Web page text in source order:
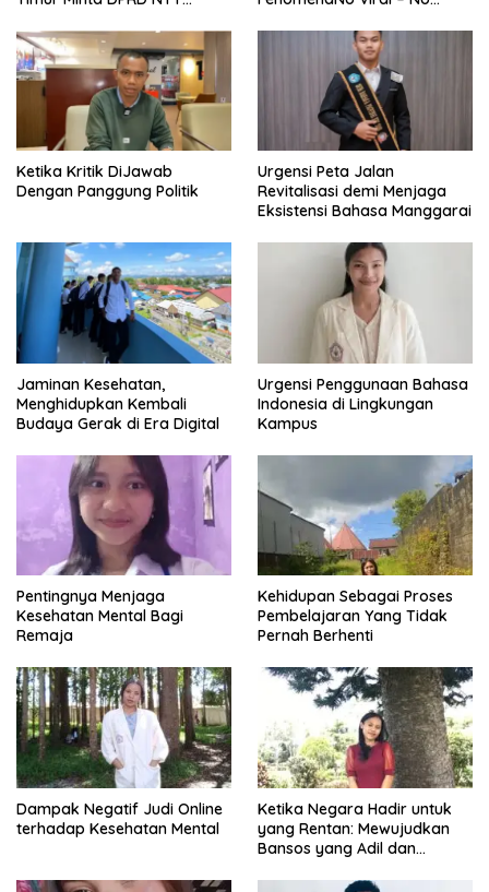
Pergub Larangan Beli BBM
Bersubsidi Bagi Penunggak
Pajak
Ketika Kritik DiJawab
Dengan Panggung Politik
Urgensi Peta Jalan
Revitalisasi demi Menjaga
Eksistensi Bahasa Manggarai
Jaminan Kesehatan,
Menghidupkan Kembali
Budaya Gerak di Era Digital
Urgensi Penggunaan Bahasa
Indonesia di Lingkungan
Kampus
Pentingnya Menjaga
Kesehatan Mental Bagi
Remaja
Kehidupan Sebagai Proses
Pembelajaran Yang Tidak
Pernah Berhenti
Dampak Negatif Judi Online
terhadap Kesehatan Mental
Ketika Negara Hadir untuk
yang Rentan: Mewujudkan
Bansos yang Adil dan